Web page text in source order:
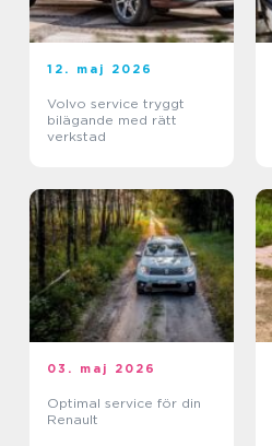
12. maj 2026
Volvo service tryggt
bilägande med rätt
verkstad
03. maj 2026
Optimal service för din
Renault